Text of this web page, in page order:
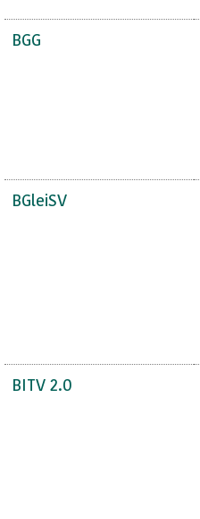
BGG
BGleiSV
BITV 2.0